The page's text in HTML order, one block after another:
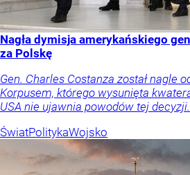
Nagła dymisja amerykańskiego
za Polskę
Gen. Charles Costanza został nagle
Korpusem, którego wysunięta
USA nie ujawnia powodów tej decyzji.
ŚwiatPolitykaWojsko